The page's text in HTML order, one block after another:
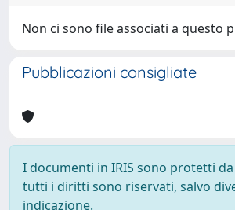
Non ci sono file associati a questo
Pubblicazioni consigliate
I documenti in IRIS sono protetti
tutti i diritti sono riservati, salvo
indicazione.